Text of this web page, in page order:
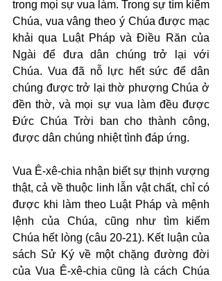
trong mọi sự vua làm. Trong sự tìm kiếm
Chúa, vua vâng theo ý Chúa được mạc
khải qua Luật Pháp và Điều Răn của
Ngài để đưa dân chúng trở lại với
Chúa. Vua đã nỗ lực hết sức để dân
chúng được trở lại thờ phượng Chúa ở
đền thờ, và mọi sự vua làm đều được
Đức Chúa Trời ban cho thành công,
được dân chúng nhiệt tình đáp ứng.
Vua Ê-xê-chia nhận biết sự thịnh vượng
thật, cả về thuộc linh lẫn vật chất, chỉ có
được khi làm theo Luật Pháp và mệnh
lệnh của Chúa, cũng như tìm kiếm
Chúa hết lòng (câu 20-21). Kết luận của
sách Sử Ký về một chặng đường đời
của Vua Ê-xê-chia cũng là cách Chúa